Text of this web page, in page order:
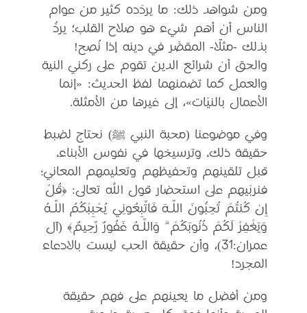
ومن شواهد ذلك: ما يردّده كثير من عوام
الناس أن أهم شيء هو صلاح القلب؛ يردُّ
بذلك -مثلًا- المقصِّر في دينه إذا نُصح!
والحق أن شرائع الدين تقوم على ركني النية
والعمل كما تضمنهما لفظ الحديث: «إنما
الأعمال بالنيّات»، إلى غيرها من الأمثلة.
وفي موضوعنا (محبة النبي ﷺ) نحتاج لضبط
حقيقة ذلك، وترسيخها في نفوس الأبناء،
قبل تلقينهم وتحفيظهم وتعليمهم المعاني؛
فنربّيهم على استحضار قول الله تعالى: ﴿قُلْ
إِن كُنتُمْ تُحِبُّونَ اللَّـهَ فَاتَّبِعُونِي يُحْبِبْكُمُ اللَّـهُ
وَيَغْفِرْ لَكُمْ ذُنُوبَكُمْ ۗ وَاللَّـهُ غَفُورٌ رَّحِيمٌ﴾ (آل
عمران:31)، وأن حقيقة الحب ليست بالادعاء
المجرد!
ومن أفضل ما يعينهم على فهم حقيقة